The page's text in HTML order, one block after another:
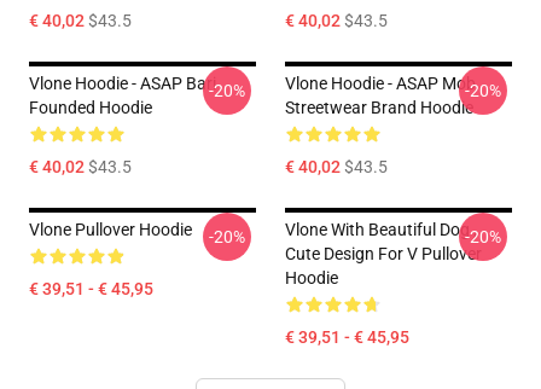
€ 40,02$43.5 € 40,02$43.5
Vlone Hoodie - ASAP Bari
Founded Hoodie
€ 40,02$43.5
-20%
Vlone Hoodie - ASAP Mob
Streetwear Brand Hoodie
€ 40,02$43.5
-20%
Vlone Pullover Hoodie
€ 39,51 - € 45,95
-20%
Vlone With Beautiful Dog ,
Cute Design For V Pullover
Hoodie
€ 39,51 - € 45,95
-20%